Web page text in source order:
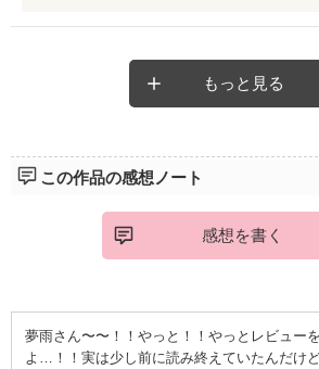
ちの葛藤や喜びや輝きが、ひとつひとつ丁
ラに走ったことを思い出して、涙が滲みま
でいく周りのやさしさ。
もっと見る
この作品の感想ノート
感想を書く
夢雨さん〜〜！！やっと！！やっとレビュー
よ…！！実は少し前に読み終えていたんだけ